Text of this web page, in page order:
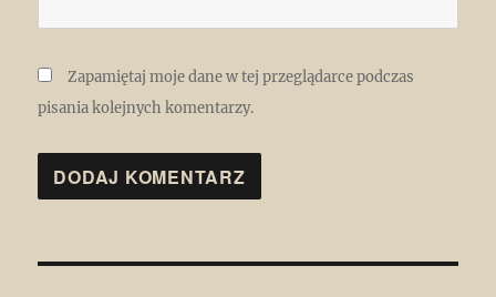
Zapamiętaj moje dane w tej przeglądarce podczas
pisania kolejnych komentarzy.